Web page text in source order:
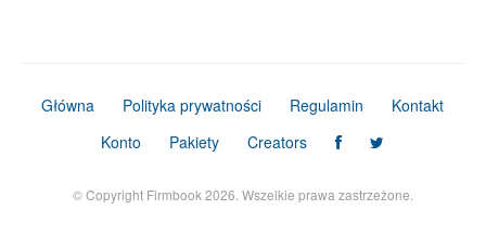
Główna Polityka prywatności Regulamin
Kontakt
Konto
Pakiety Creators
© Copyright Firmbook 2026. Wszelkie prawa zastrzeżone.